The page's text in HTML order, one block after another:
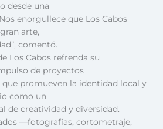
desde una
enorgullece que Los Cabos
arte,
comentó.
Los Cabos refrenda su
de proyectos
promueven la identidad local y
como un
de creatividad y diversidad.
—fotografías, cortometraje,